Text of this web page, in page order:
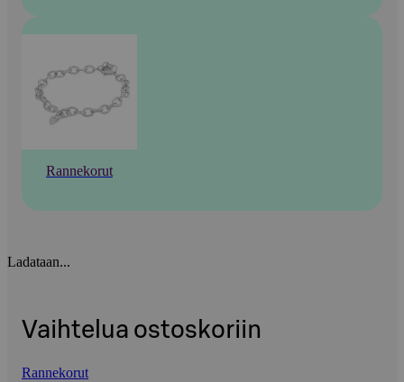
Rannekorut
Ladataan...
Vaihtelua ostoskoriin
Rannekorut